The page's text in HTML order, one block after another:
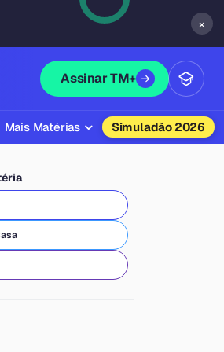
×
Assinar TM+
Mais Matérias Simuladão 2026